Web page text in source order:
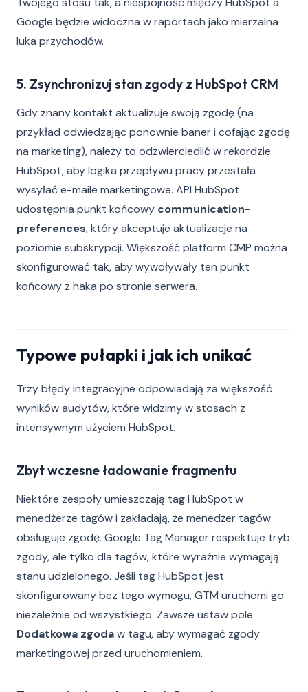
Google będzie widoczna w raportach jako mierzalna
luka przychodów.
5. Zsynchronizuj stan zgody z HubSpot CRM
Gdy znany kontakt aktualizuje swoją zgodę (na
przykład odwiedzając ponownie baner i cofając zgodę
na marketing), należy to odzwierciedlić w rekordzie
HubSpot, aby logika przepływu pracy przestała
wysyłać e-maile marketingowe. API HubSpot
udostępnia punkt końcowy communication-
preferences, który akceptuje aktualizacje na
poziomie subskrypcji. Większość platform CMP można
skonfigurować tak, aby wywoływały ten punkt
końcowy z haka po stronie serwera.
Typowe pułapki i jak ich unikać
Trzy błędy integracyjne odpowiadają za większość
wyników audytów, które widzimy w stosach z
intensywnym użyciem HubSpot.
Zbyt wczesne ładowanie fragmentu
Niektóre zespoły umieszczają tag HubSpot w
menedżerze tagów i zakładają, że menedżer tagów
obsługuje zgodę. Google Tag Manager respektuje tryb
zgody, ale tylko dla tagów, które wyraźnie wymagają
stanu udzielonego. Jeśli tag HubSpot jest
skonfigurowany bez tego wymogu, GTM uruchomi go
niezależnie od wszystkiego. Zawsze ustaw pole
Dodatkowa zgodaw tagu, aby wymagać zgody
marketingowej przed uruchomieniem.